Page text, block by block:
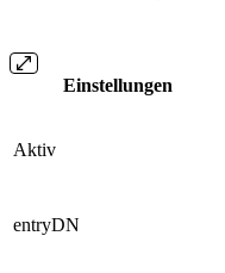
Einstellungen
Aktiv
entryDN